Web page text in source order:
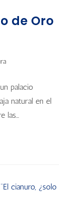
de Oro
palacio
natural en el
las…